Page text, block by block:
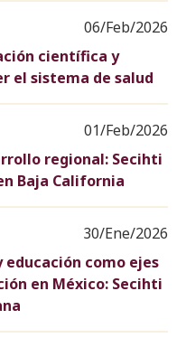
06/Feb/2026
científica y
el sistema de salud
01/Feb/2026
regional: Secihti
Baja California
30/Ene/2026
educación como ejes
en México: Secihti